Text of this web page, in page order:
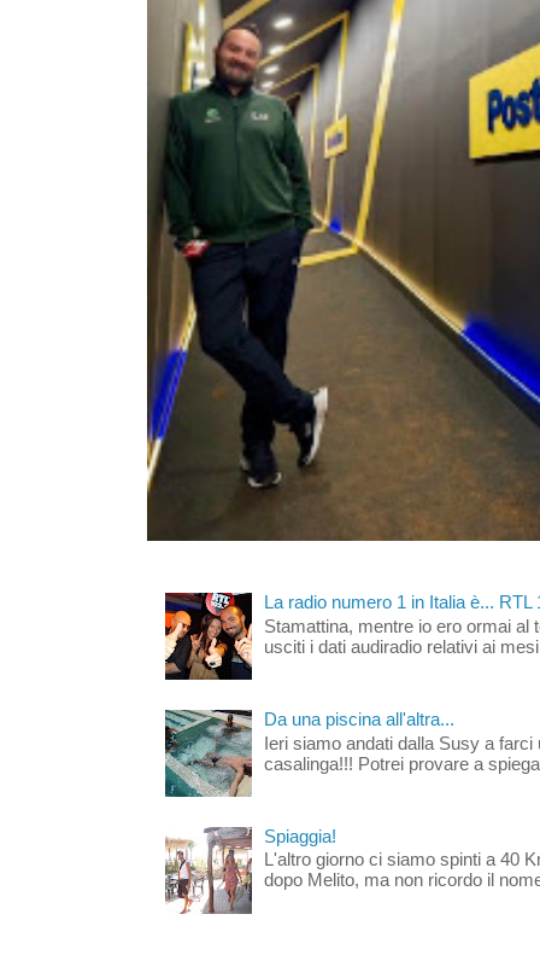
La radio numero 1 in Italia è... RTL
Stamattina, mentre io ero ormai al
usciti i dati audiradio relativi ai
Da una piscina all'altra...
Ieri siamo andati dalla Susy a
casalinga!!! Potrei provare a
Spiaggia!
L'altro giorno ci siamo spinti a 40
dopo Melito, ma non ricordo il